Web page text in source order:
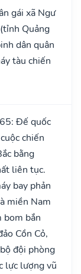
gái xã Ngư
Quảng
dân quân
tàu chiến
Đế quốc
chiến
bằng
liên tục.
bay phản
miền Nam
bom bắn
Cồn Cỏ,
đội phòng
lực lượng vũ